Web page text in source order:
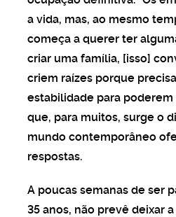
a vida, mas, ao mesmo
começa a querer ter
criar uma família, [isso]
criem raízes porque
estabilidade para poderem
que, para muitos, surge o
mundo contemporâneo
respostas.
A poucas semanas de ser
35 anos, não prevê deixar